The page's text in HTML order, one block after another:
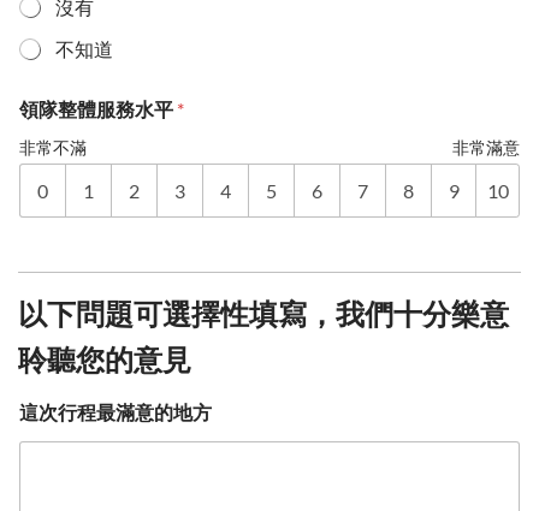
沒有
不知道
領隊整體服務水平 *
非常不滿 非常滿意
0 1 2 3 4 5 6 7 8 9 10
以下問題可選擇性填寫，我們十分樂意
聆聽您的意見
這次行程最滿意的地方